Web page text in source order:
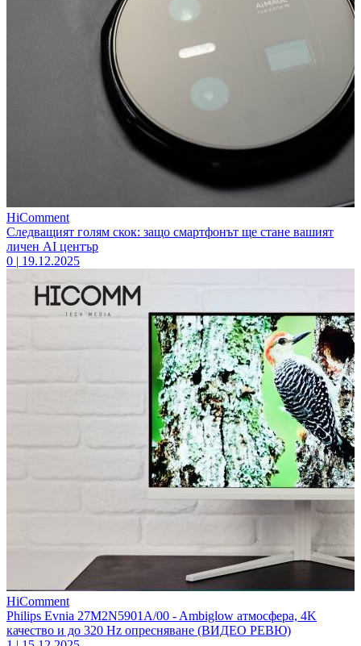
HiComment
Следващият голям скок: защо смартфонът ще стане вашият
личен AI център
0 | 19.12.2025
HiComment
Philips Evnia 27M2N5901A/00 - Ambiglow атмосфера, 4K
качество и до 320 Hz опресняване (ВИДЕО РЕВЮ)